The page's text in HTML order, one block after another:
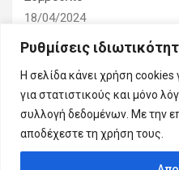
Ρυθμίσεις
Η σελίδα κάνει χρήση cookies
για στατιστικούς και μόνο
συλλογή δεδομένων. Με την
αποδέχεστε τη χρήση τους.
18/04/2024
1η ειδική συνεδρίαση
συμβουλίου
10/03/2024